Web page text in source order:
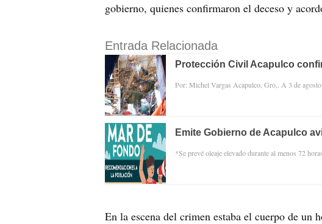
gobierno, quienes confirmaron el deceso y
Entrada Relacionada
Protección Civil Acapulco
Por: Michel Vargas Acapulco, Gro,. A 3 de
Emite Gobierno de Acapulco
*Se prevé oleaje elevado durante al menos 72
En la escena del crimen estaba el cuerpo de